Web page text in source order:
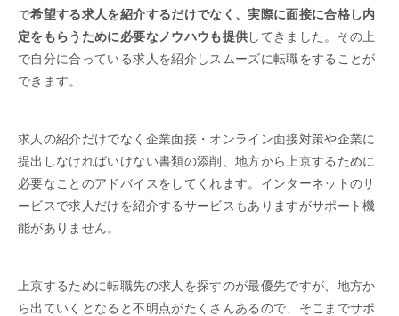
で希望する求人を紹介するだけでなく、実際に面接に合格し内
定をもらうために必要なノウハウも提供してきました。その上
で自分に合っている求人を紹介しスムーズに転職をすることが
できます。
求人の紹介だけでなく企業面接・オンライン面接対策や企業に
提出しなければいけない書類の添削、地方から上京するために
必要なことのアドバイスをしてくれます。インターネットのサ
ービスで求人だけを紹介するサービスもありますがサポート機
能がありません。
上京するために転職先の求人を探すのが最優先ですが、地方か
ら出ていくとなると不明点がたくさんあるので、そこまでサポ